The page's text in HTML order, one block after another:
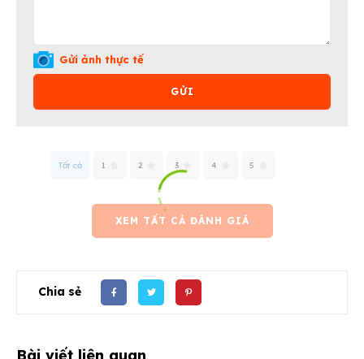
Gửi ảnh thực tế
GỬI
Tất cả 1 2 3 4 5
XEM TẤT CẢ ĐÁNH GIÁ
Chia sẻ
Bài viết liên quan